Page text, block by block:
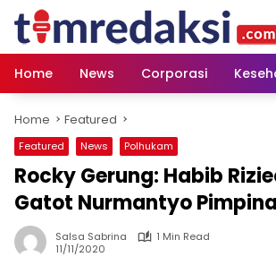
content
Home
News Corporasi
Home Featured
Featured News Polhukam
Rocky Gerung: Habib
Gatot Nurmantyo
Salsa Sabrina
1 Min Read
11/11/2020